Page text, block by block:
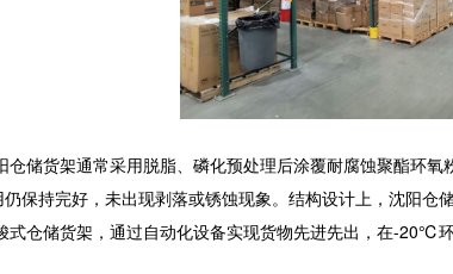
仓储货架通常采用脱脂、磷化预处理后涂覆耐腐蚀聚酯环
保持完好，未出现剥落或锈蚀现象。结构设计上，沈阳仓
仓储货架，通过自动化设备实现货物先进先出，在-20℃